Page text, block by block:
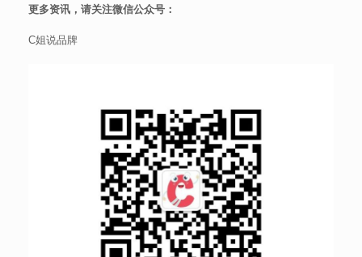
更多资讯，请关注微信公众号：
C姐说品牌